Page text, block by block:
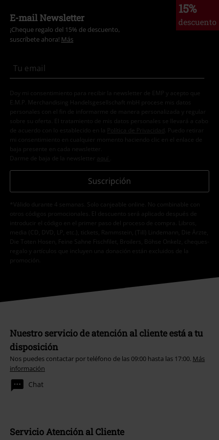
15%
descuento
E-mail Newsletter
¡Cheque regalo del 15% de descuento,
suscríbete ahora! Más
Doy mi consentimiento para recibir la newsletter de EMP y acepto que
E.M.P. Merchandising Handelsgesellschaft mbH procese mis datos
personales con el fin de informarme de manera personalizada y regular
sobre su oferta. El tratamiento de mis datos personales se llevará a cabo
de acuerdo con lo establecido en la
Política de Privacidad . Puedo retirar
mi consentimiento en cualquier momento haciendo clic en el enlace de
baja presente en cada newsletter.
Darme de baja de la newsletter
aquí
Suscripción
*Válido durante 4 semanas. Solo canjeable online. No combinable con
otros códigos promocionales. El descuento será aplicado después de
introducir el código en el primer paso del proceso de compra. Libros,
media (CD, DVD, LP, etc.), tickets, Rammstein, (Till) Lindemann, Die Ärzte,
Die Toten Hosen, Feine Sahne Fischfilet, Broilers, Böhse Onkelz, cheques-
regalo y artículos que incluyen una donación están excluidos de la
promoción.
Nuestro servicio de atención al cliente está a tu
disposición
Nos puedes contactar por teléfono de las 09:00 hasta las 17:00. Más
información
Chat
Servicio Atención al Cliente